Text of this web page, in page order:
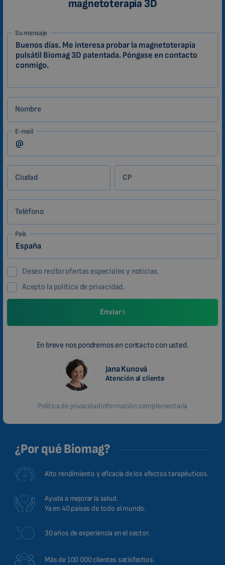
magnetoterapia 3D
1-
ES
Zákazník
Su mensaje
Nombre
E-mail
Ciudad CP
Teléfono
País
Deseo recibir ofertas especiales y noticias.
Acepto la política de privacidad.
Enviar
En breve nos pondremos en contacto con usted.
Jana Kunová
Atención al cliente
Política de privacidadInformación complementaria
¿Por qué Biomag?
Alto rendimiento y eficacia de los efectos terapéuticos.
Ayuda a mejorar la salud.
Ya en 40 países de todo el mundo.
30 años de experiencia en el sector.
Más de 100 000 clientes satisfechos.